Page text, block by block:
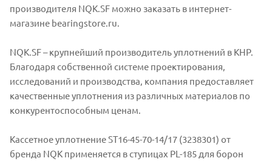
производителя NQK.SF можно заказать в интернет-
магазине bearingstore.ru.
NQK.SF – крупнейший производитель уплотнений в КНР.
Благодаря собственной системе проектирования,
исследований и производства, компания предоставляет
качественные уплотнения из различных материалов по
конкурентоспособным ценам.
Кассетное уплотнение ST16-45-70-14/17 (3238301) от
бренда NQK применяется в ступицах PL-185 для борон